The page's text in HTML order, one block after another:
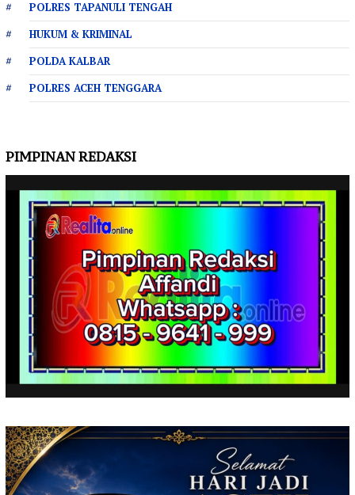
POLRES TAPANULI TENGAH
HUKUM & KRIMINAL
POLDA KALBAR
POLRES ACEH TENGGARA
PIMPINAN REDAKSI